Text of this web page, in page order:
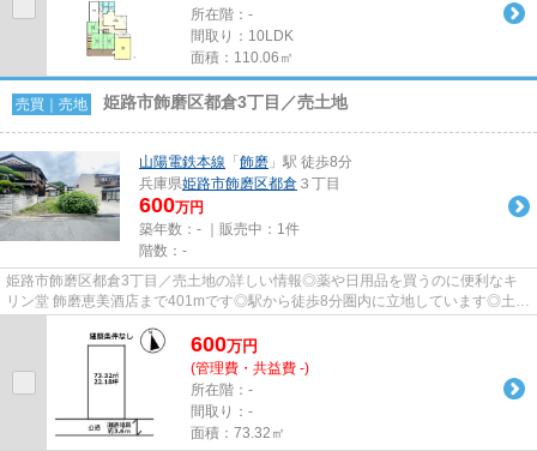
所在階：-
間取り：10LDK
面積：110.06㎡
売買｜売地 姫路市飾磨区都倉3丁目／売土地
山陽電鉄本線 「 飾磨 」駅 徒歩8分
兵庫県姫路市飾磨区都倉 ３丁目
600万円
築年数：- ｜販売中： 1件
階数：-
姫路市飾磨区都倉3丁目／売土地の詳しい情報◎薬や日用品を買うのに便利なキ
リン堂 飾磨恵美酒店まで401mです◎駅から徒歩8分圏内に立地しています◎土地
600万円
(管理費・共益費 -)
所在階：-
間取り：-
面積：73.32㎡